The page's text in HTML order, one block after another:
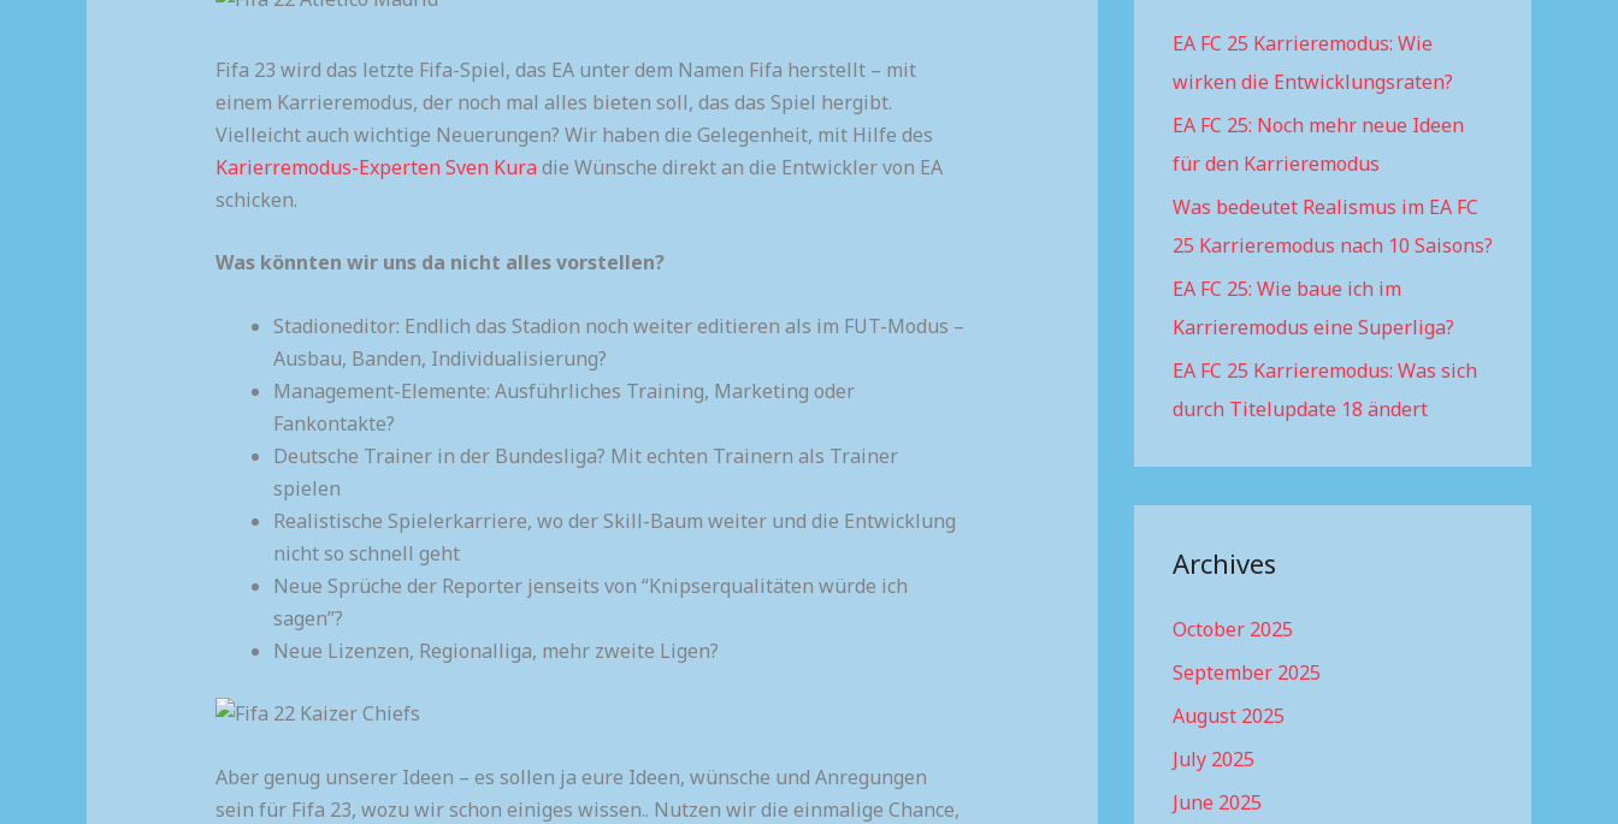
Fifa 23 wird das letzte Fifa-Spiel, das EA unter dem Namen Fifa herstellt – mit
einem Karrieremodus, der noch mal alles bieten soll, das das Spiel hergibt.
Vielleicht auch wichtige Neuerungen? Wir haben die Gelegenheit, mit Hilfe des
Karierremodus-Experten Sven Kura die Wünsche direkt an die Entwickler von EA
schicken.
Was könnten wir uns da nicht alles vorstellen?
Stadioneditor: Endlich das Stadion noch weiter editieren als im FUT-Modus –
Ausbau, Banden, Individualisierung?
Management-Elemente: Ausführliches Training, Marketing oder
Fankontakte?
Deutsche Trainer in der Bundesliga? Mit echten Trainern als Trainer
spielen
Realistische Spielerkarriere, wo der Skill-Baum weiter und die Entwicklung
nicht so schnell geht
Neue Sprüche der Reporter jenseits von “Knipserqualitäten würde ich
sagen”?
Neue Lizenzen, Regionalliga, mehr zweite Ligen?
Aber genug unserer Ideen – es sollen ja eure Ideen, wünsche und Anregungen
sein für Fifa 23, wozu wir schon einiges wissen.. Nutzen wir die einmalige Chance,
f
o
r
:
EA FC 25 Karrieremodus: Wie
wirken die Entwicklungsraten?
EA FC 25: Noch mehr neue Ideen
für den Karrieremodus
Was bedeutet Realismus im EA FC
25 Karrieremodus nach 10 Saisons?
EA FC 25: Wie baue ich im
Karrieremodus eine Superliga?
EA FC 25 Karrieremodus: Was sich
durch Titelupdate 18 ändert
Archives
October 2025
September 2025
August 2025
July 2025
June 2025